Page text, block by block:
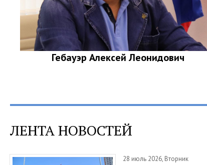
Гебауэр Алексей Леонидович
ЛЕНТА НОВОСТЕЙ
28 июль 2026, Вторник